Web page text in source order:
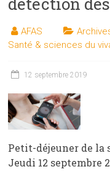
AFAS
Santé & sciences du
12 septembre 2019
Petit-déjeuner de la
Jeudi 12 septembre